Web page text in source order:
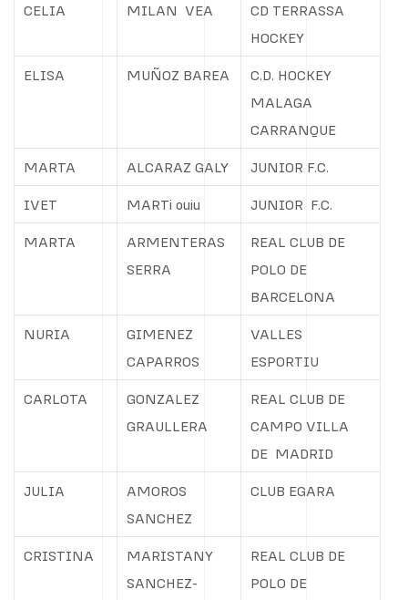
CELIA MILAN VEA
CD TERRASSA
HOCKEY
ELISA MUÑOZ BAREA
C.D. HOCKEY
MALAGA
CARRANQUE
MARTA ALCARAZ GALY JUNIOR F.C.
IVET MARTi ouiu JUNIOR F.C.
MARTA
ARMENTERAS
SERRA
REAL CLUB DE
POLO DE
BARCELONA
NURIA
GIMENEZ
CAPARROS
VALLES
ESPORTIU
CARLOTA
GONZALEZ
GRAULLERA
REAL CLUB DE
CAMPO VILLA
DE MADRID
JULIA
AMOROS
SANCHEZ
CLUB EGARA
CRISTINA
MARISTANY
SANCHEZ-
REAL CLUB DE
POLO DE